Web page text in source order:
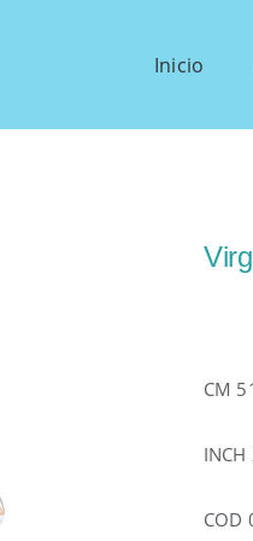
Inicio
CM
INCH
COD